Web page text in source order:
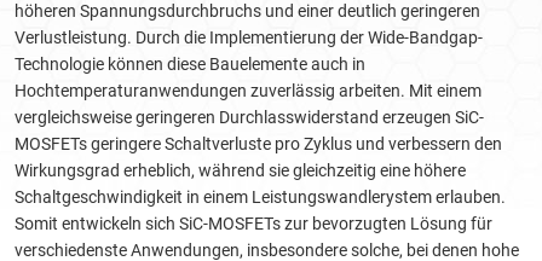
höheren Spannungsdurchbruchs und einer deutlich geringeren
Verlustleistung. Durch die Implementierung der Wide-Bandgap-
Technologie können diese Bauelemente auch in
Hochtemperaturanwendungen zuverlässig arbeiten. Mit einem
vergleichsweise geringeren Durchlasswiderstand erzeugen SiC-
MOSFETs geringere Schaltverluste pro Zyklus und verbessern den
Wirkungsgrad erheblich, während sie gleichzeitig eine höhere
Schaltgeschwindigkeit in einem Leistungswandlerystem erlauben.
Somit entwickeln sich SiC-MOSFETs zur bevorzugten Lösung für
verschiedenste Anwendungen, insbesondere solche, bei denen hohe